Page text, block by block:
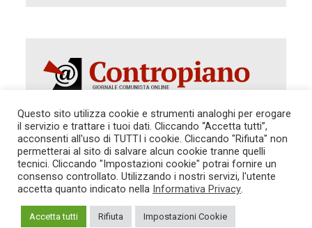
Autorizzazione del Tribunale di Roma 286 del 31
dicembre 2014. Direttore Responsabile: Sergio
Cararo. Indirizzo: V.Casalbruciato 27- sc. B - 00159
Tel. 06.640.122.19 -redazione@contropiano.org
TG CONTROPIANO
LINK CONSIGLIATI
PRIVACY
COOKIE POLICY
Questo sito utilizza cookie e strumenti analoghi per erogare
il servizio e trattare i tuoi dati. Cliccando “Accetta tutti”,
acconsenti all'uso di TUTTI i cookie. Cliccando "Rifiuta" non
permetterai al sito di salvare alcun cookie tranne quelli
tecnici. Cliccando "Impostazioni cookie" potrai fornire un
consenso controllato. Utilizzando i nostri servizi, l'utente
accetta quanto indicato nella Informativa Privacy.
Accetta tutti Rifiuta Impostazioni Cookie